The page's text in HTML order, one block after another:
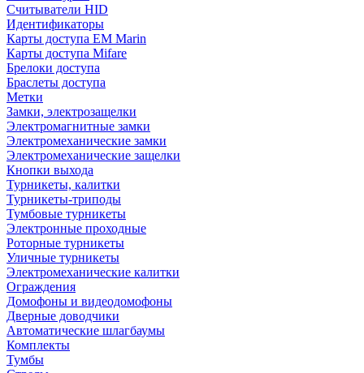
Считыватели HID
Идентификаторы
Карты доступа EM Marin
Карты доступа Mifare
Брелоки доступа
Браслеты доступа
Метки
Замки, электрозащелки
Электромагнитные замки
Электромеханические замки
Электромеханические защелки
Кнопки выхода
Турникеты, калитки
Турникеты-триподы
Тумбовые турникеты
Электронные проходные
Роторные турникеты
Уличные турникеты
Электромеханические калитки
Ограждения
Домофоны и видеодомофоны
Дверные доводчики
Автоматические шлагбаумы
Комплекты
Тумбы